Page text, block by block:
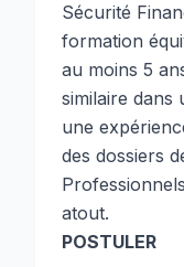
Sécurité
formation
au moins 5
similaire dans
une
des dossiers
atout.
POSTULER